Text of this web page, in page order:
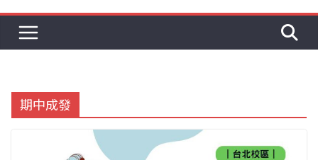
期中成發